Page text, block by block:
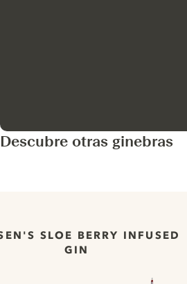
Descubre otras ginebras
SLOE BERRY INFUSED
GIN